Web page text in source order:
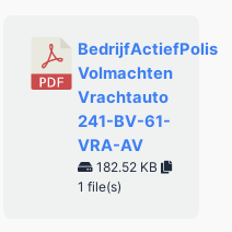
BedrijfActiefPolis
Volmachten
Vrachtauto
241-BV-61-
VRA-AV
182.52 KB
1 file(s)